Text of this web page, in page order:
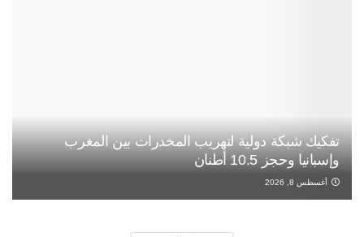
تفكيك شبكة دولية لتهريب المخدرات بين المغرب
وإسبانيا وحجز 10.5 أطنان
أغسطس 8, 2026